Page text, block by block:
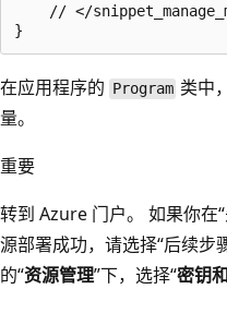
在应用程序的 Program 类中
量。
重要
转到 Azure 门户。 如果你在
源部署成功，请选择“后续步
的“资源管理”下，选择“密钥